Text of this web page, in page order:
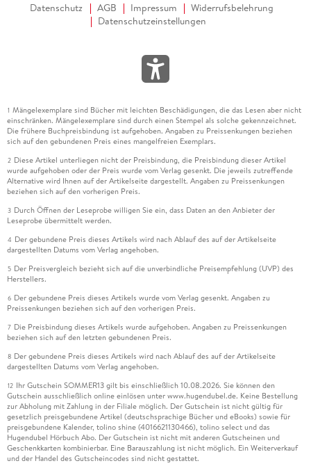
Datenschutz AGB Impressum
Widerrufsbelehrung
Datenschutzeinstellungen
1 Mängelexemplare sind Bücher mit leichten Beschädigungen, die das Lesen aber nicht
einschränken. Mängelexemplare sind durch einen Stempel als solche gekennzeichnet.
Die frühere Buchpreisbindung ist aufgehoben. Angaben zu Preissenkungen beziehen
sich auf den gebundenen Preis eines mangelfreien Exemplars.
2 Diese Artikel unterliegen nicht der Preisbindung, die Preisbindung dieser Artikel
wurde aufgehoben oder der Preis wurde vom Verlag gesenkt. Die jeweils zutreffende
Alternative wird Ihnen auf der Artikelseite dargestellt. Angaben zu Preissenkungen
beziehen sich auf den vorherigen Preis.
3 Durch Öffnen der Leseprobe willigen Sie ein, dass Daten an den Anbieter der
Leseprobe übermittelt werden.
4 Der gebundene Preis dieses Artikels wird nach Ablauf des auf der Artikelseite
dargestellten Datums vom Verlag angehoben.
5 Der Preisvergleich bezieht sich auf die unverbindliche Preisempfehlung (UVP) des
Herstellers.
6 Der gebundene Preis dieses Artikels wurde vom Verlag gesenkt. Angaben zu
Preissenkungen beziehen sich auf den vorherigen Preis.
7 Die Preisbindung dieses Artikels wurde aufgehoben. Angaben zu Preissenkungen
beziehen sich auf den letzten gebundenen Preis.
8 Der gebundene Preis dieses Artikels wird nach Ablauf des auf der Artikelseite
dargestellten Datums vom Verlag angehoben.
12 Ihr Gutschein SOMMER13 gilt bis einschließlich 10.08.2026. Sie können den
Gutschein ausschließlich online einlösen unter www.hugendubel.de. Keine Bestellung
zur Abholung mit Zahlung in der Filiale möglich. Der Gutschein ist nicht gültig für
gesetzlich preisgebundene Artikel (deutschsprachige Bücher und eBooks) sowie für
preisgebundene Kalender, tolino shine (4016621130466), tolino select und das
Hugendubel Hörbuch Abo. Der Gutschein ist nicht mit anderen Gutscheinen und
Geschenkkarten kombinierbar. Eine Barauszahlung ist nicht möglich. Ein Weiterverkauf
und der Handel des Gutscheincodes sind nicht gestattet.